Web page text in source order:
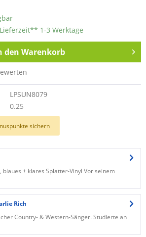
1-3 Werktage
den Warenkorb
LPSUN8079
0.25
sichern
blaues + klares Splatter-Vinyl Vor seinem
Rich
Country- & Western-Sänger. Studierte an